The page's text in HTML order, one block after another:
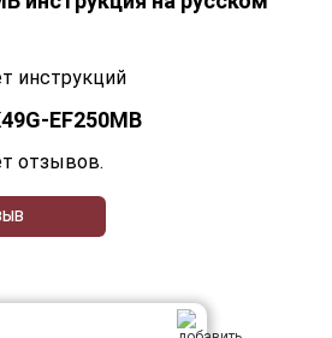
инструкций
EF250MB
отзывов.